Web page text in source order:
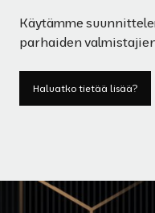
Käytämme
parhaiden
Haluatko tietää lisää?